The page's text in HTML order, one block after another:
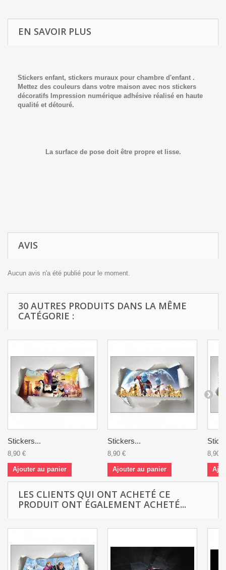
EN SAVOIR PLUS
Stickers enfant, stickers muraux pour chambre d'enfant .
Mettez des couleurs dans votre maison avec nos stickers
décoratifs Impression numérique adhésive réalisé en haute
qualité et détouré.
La surface de pose doit être propre et lisse.
AVIS
Aucun avis n'a été publié pour le moment.
30 AUTRES PRODUITS DANS LA MÊME
CATÉGORIE :
Stickers...
8,90 €
Ajouter au panier
Stickers...
8,90 €
Ajouter au panier
8,90 €
LES CLIENTS QUI ONT ACHETÉ CE
PRODUIT ONT ÉGALEMENT ACHETÉ...